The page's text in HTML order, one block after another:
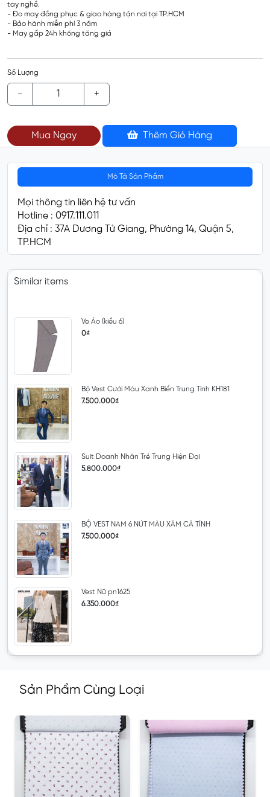
tay nghề.
- Đo may đồng phục & giao hàng tận nơi tại TP.HCM
- Bảo hành miễn phí 3 năm
- May gấp 24h không tăng giá
Số Lượng
- +
Mua Ngay Thêm Giỏ Hàng
Mô Tả Sản Phẩm
Mọi thông tin liên hệ tư vấn
Hotline : 0917.111.011
Địa chỉ : 37A Dương Tử Giang, Phường 14, Quận 5,
TP.HCM
Similar items
Ve Áo (kiểu 6)
0₫
Bộ Vest Cưới Màu Xanh Biển Trung Tính KH181
7.500.000₫
Suit Doanh Nhân Trẻ Trung Hiện Đại
5.800.000₫
BỘ VEST NAM 6 NÚT MÀU XÁM CÁ TÍNH
7.500.000₫
Vest Nữ pn1625
6.350.000₫
Sản Phẩm Cùng Loại